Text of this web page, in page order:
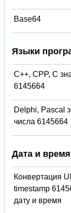
Base64
Языки
C++, CPP, C
6145664
Delphi, Pascal
числа 6145664
Дата и время
Конвертация
timestamp
дату и время